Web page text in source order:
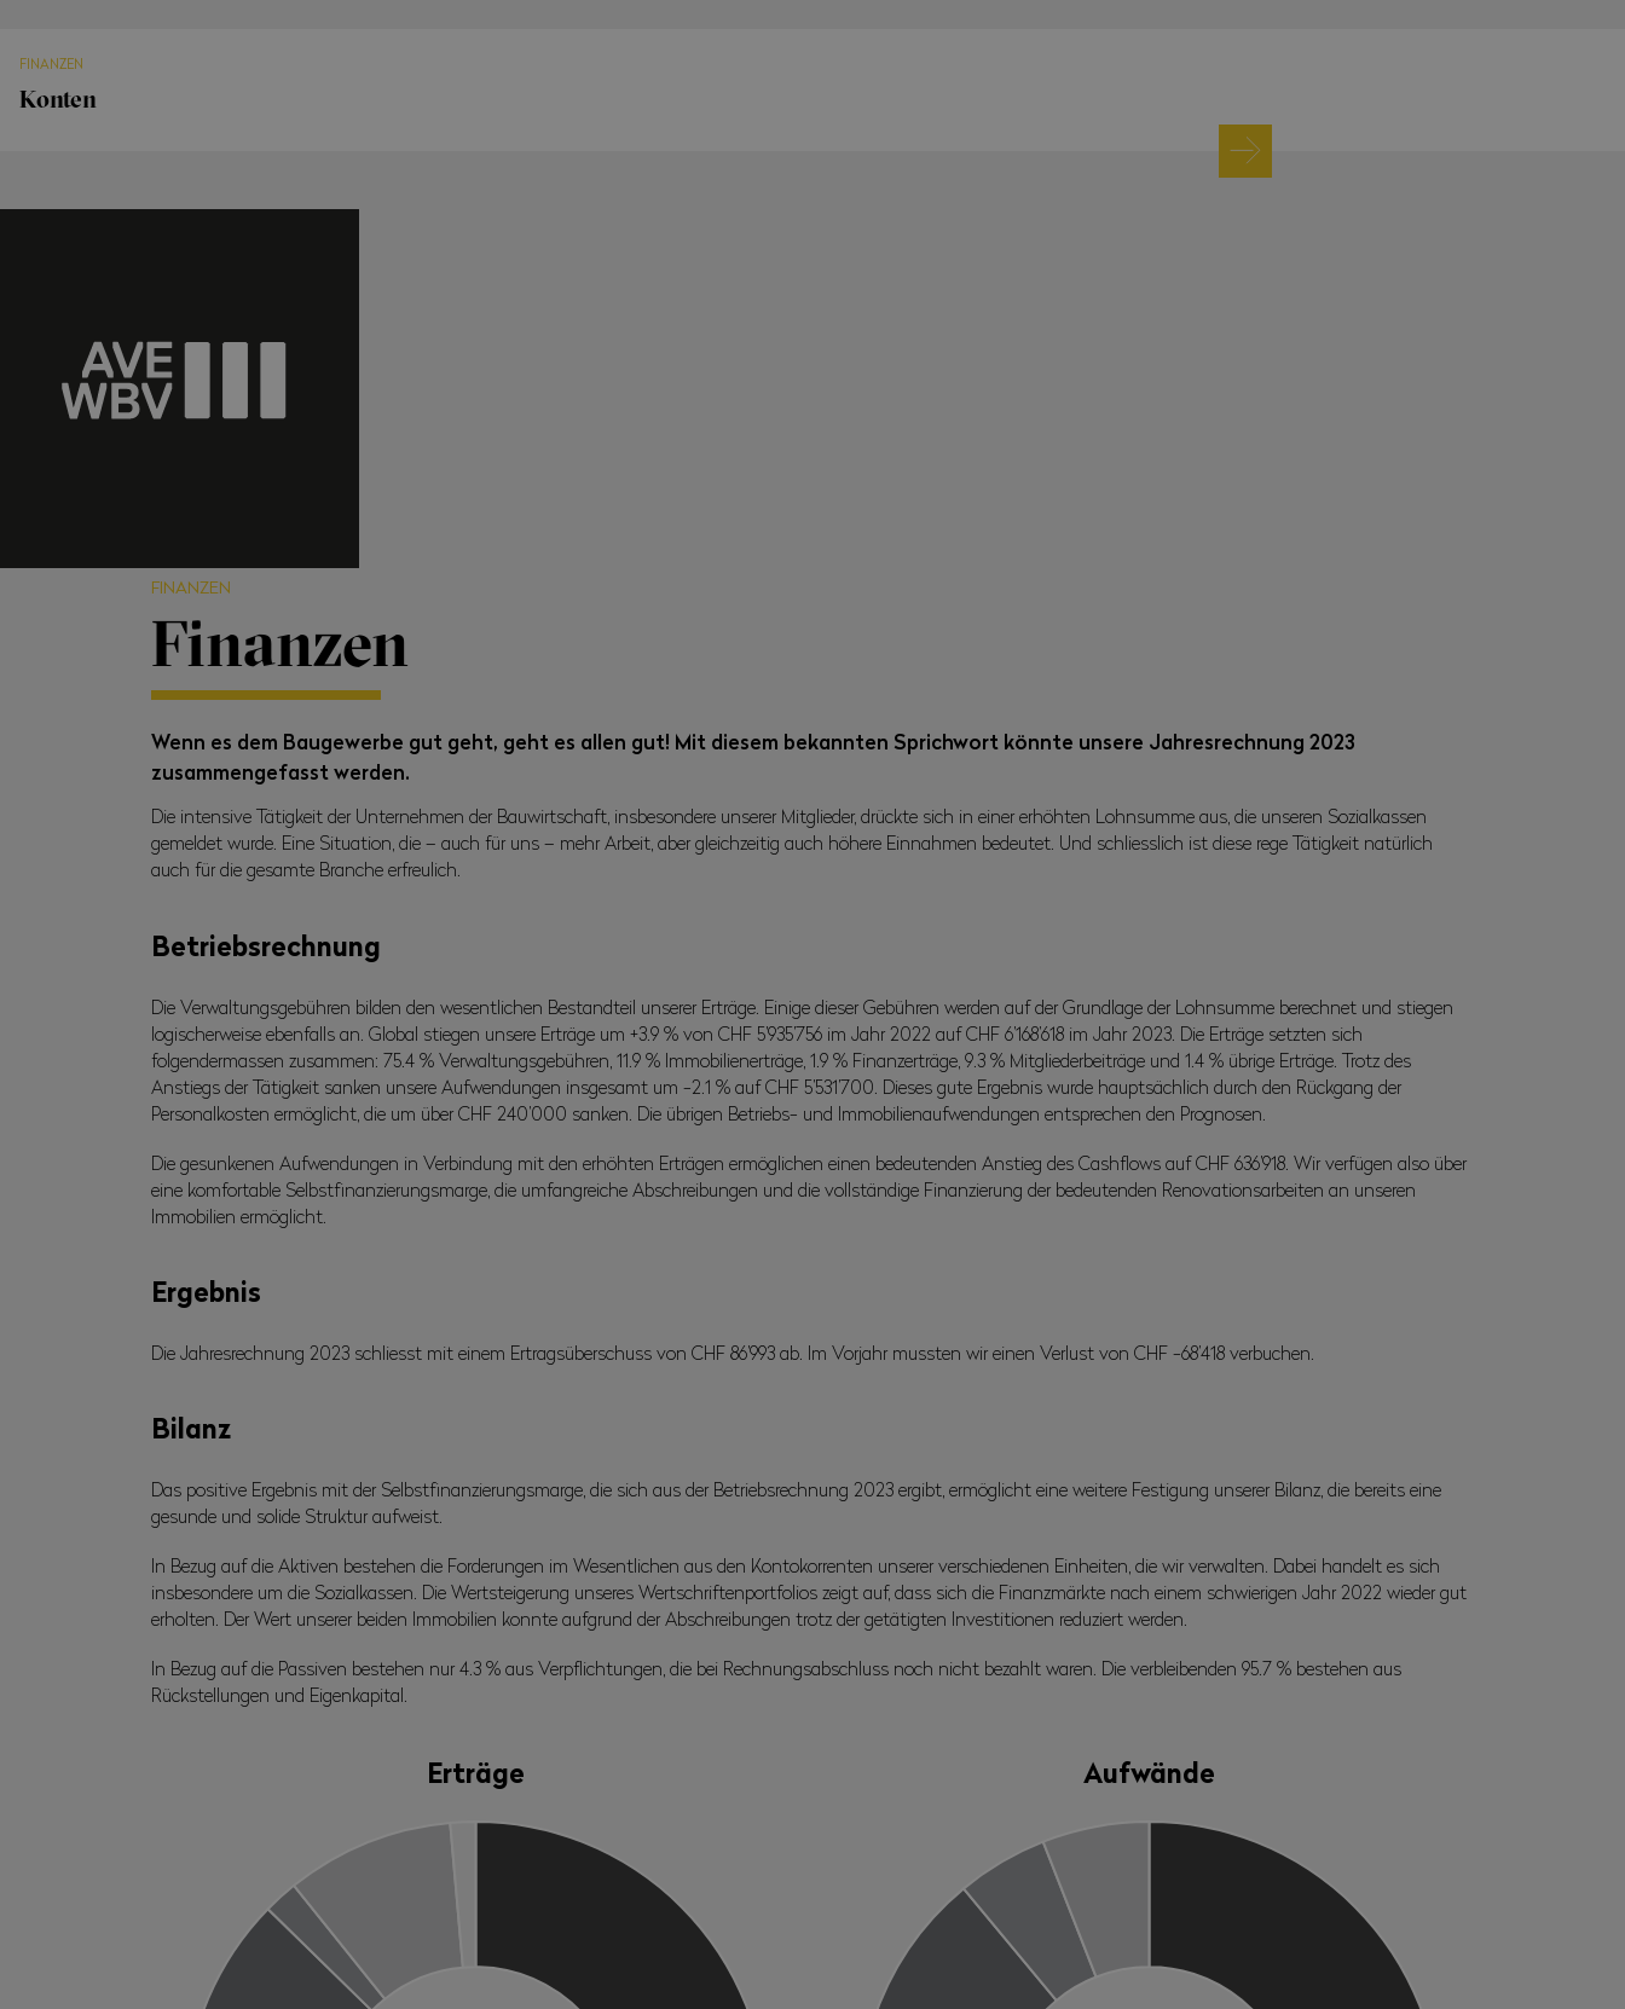
FINANZEN
Konten
FINANZEN
Finanzen
Wenn es dem Baugewerbe gut geht, geht es allen gut! Mit diesem bekannten Sprichwort könnte unsere Jahresrechnung 2023
zusammengefasst werden.
Die intensive Tätigkeit der Unternehmen der Bauwirtschaft, insbesondere unserer Mitglieder, drückte sich in einer erhöhten Lohnsumme aus, die unseren Sozialkassen
gemeldet wurde. Eine Situation, die – auch für uns – mehr Arbeit, aber gleichzeitig auch höhere Einnahmen bedeutet. Und schliesslich ist diese rege Tätigkeit natürlich
auch für die gesamte Branche erfreulich.
Betriebsrechnung
Die Verwaltungsgebühren bilden den wesentlichen Bestandteil unserer Erträge. Einige dieser Gebühren werden auf der Grundlage der Lohnsumme berechnet und stiegen
logischerweise ebenfalls an. Global stiegen unsere Erträge um +3.9 % von CHF 5’935’756 im Jahr 2022 auf CHF 6’168’618 im Jahr 2023. Die Erträge setzten sich
folgendermassen zusammen: 75.4 % Verwaltungsgebühren, 11.9 % Immobilienerträge, 1.9 % Finanzerträge, 9.3 % Mitgliederbeiträge und 1.4 % übrige Erträge. Trotz des
Anstiegs der Tätigkeit sanken unsere Aufwendungen insgesamt um -2.1 % auf CHF 5’531’700. Dieses gute Ergebnis wurde hauptsächlich durch den Rückgang der
Personalkosten ermöglicht, die um über CHF 240’000 sanken. Die übrigen Betriebs- und Immobilienaufwendungen entsprechen den Prognosen.
Die gesunkenen Aufwendungen in Verbindung mit den erhöhten Erträgen ermöglichen einen bedeutenden Anstieg des Cashflows auf CHF 636’918. Wir verfügen also über
eine komfortable Selbstfinanzierungsmarge, die umfangreiche Abschreibungen und die vollständige Finanzierung der bedeutenden Renovationsarbeiten an unseren
Immobilien ermöglicht.
Ergebnis
Die Jahresrechnung 2023 schliesst mit einem Ertragsüberschuss von CHF 86’993 ab. Im Vorjahr mussten wir einen Verlust von CHF -68’418 verbuchen.
Bilanz
Das positive Ergebnis mit der Selbstfinanzierungsmarge, die sich aus der Betriebsrechnung 2023 ergibt, ermöglicht eine weitere Festigung unserer Bilanz, die bereits eine
gesunde und solide Struktur aufweist.
In Bezug auf die Aktiven bestehen die Forderungen im Wesentlichen aus den Kontokorrenten unserer verschiedenen Einheiten, die wir verwalten. Dabei handelt es sich
insbesondere um die Sozialkassen. Die Wertsteigerung unseres Wertschriftenportfolios zeigt auf, dass sich die Finanzmärkte nach einem schwierigen Jahr 2022 wieder gut
erholten. Der Wert unserer beiden Immobilien konnte aufgrund der Abschreibungen trotz der getätigten Investitionen reduziert werden.
In Bezug auf die Passiven bestehen nur 4.3 % aus Verpflichtungen, die bei Rechnungsabschluss noch nicht bezahlt waren. Die verbleibenden 95.7 % bestehen aus
Rückstellungen und Eigenkapital.
Erträge Aufwände